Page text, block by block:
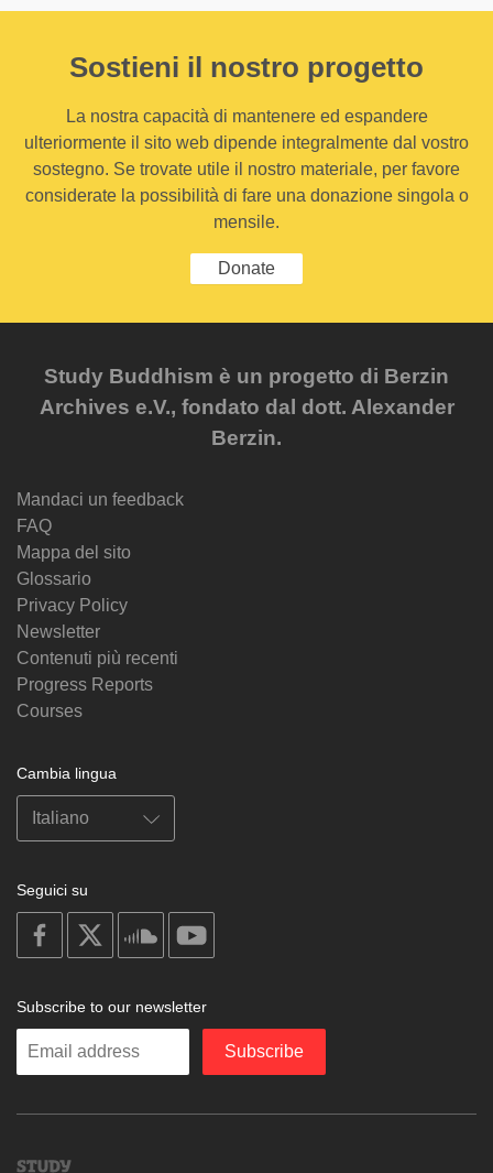
Sostieni il nostro progetto
La nostra capacità di mantenere ed espandere
ulteriormente il sito web dipende integralmente dal vostro
sostegno. Se trovate utile il nostro materiale, per favore
considerate la possibilità di fare una donazione singola o
mensile.
Donate
Study Buddhism è un progetto di Berzin
Archives e.V., fondato dal dott. Alexander
Berzin.
Mandaci un feedback
FAQ
Mappa del sito
Glossario
Privacy Policy
Newsletter
Contenuti più recenti
Progress Reports
Courses
Cambia lingua
Seguici su
on
facebook
on
on
soundcloud
Subscribe to our newsletter
Enter
Subscribe
Study